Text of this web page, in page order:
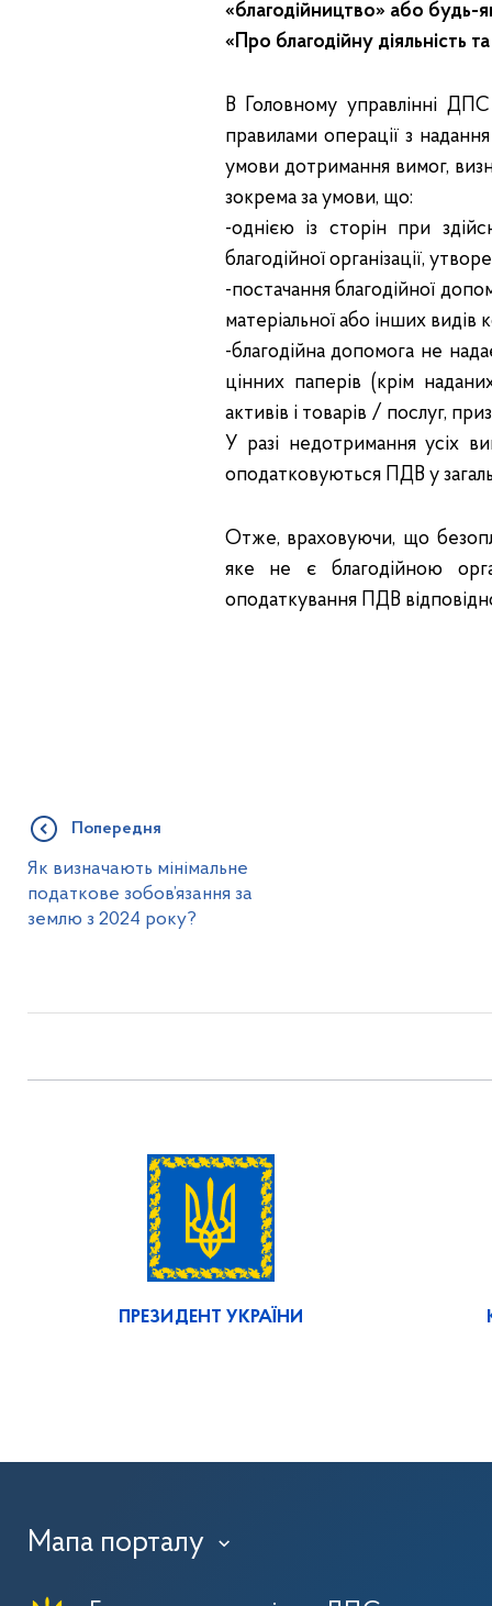
«благодійництво» або будь-
«Про благодійну діяльність та
В Головному управлінні
правилами операції з
умови дотримання вимог,
зокрема за умови, що:
-однією із сторін при
благодійної організації,
-постачання благодійної
матеріальної або інших видів
-благодійна допомога не
цінних паперів (крім
активів і товарів / послуг,
У разі недотримання усіх
оподатковуються ПДВ у
Отже, враховуючи, що
яке не є благодійною
оподаткування ПДВ
Попередня
Як визначають мінімальне
податкове зобов’язання за
землю з 2024 року?
ПРЕЗИДЕНТ УКРАЇНИ
Мапа порталу ›